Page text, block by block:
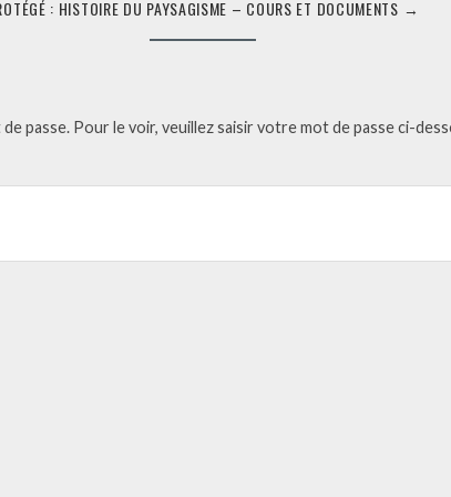
: HISTOIRE DU PAYSAGISME – COURS ET DOCUMENTS →
passe. Pour le voir, veuillez saisir votre mot de passe ci-